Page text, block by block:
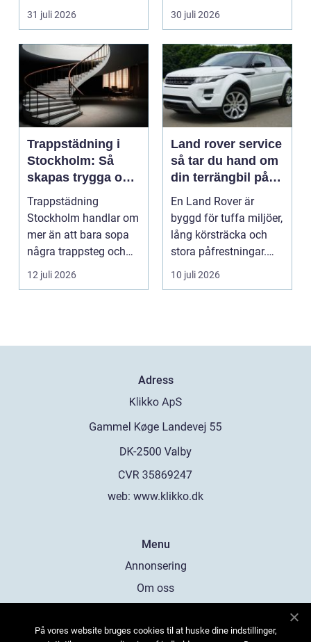
oväntad källa till str...
31 juli 2026
Beslutet o...
30 juli 2026
Trappstädning i
Stockholm: Så
skapas trygga och
trivsamma
trapphus
Trappstädning
Stockholm handlar om
mer än att bara sopa
några trappsteg och
torka en...
12 juli 2026
Land rover service
så tar du hand om
din terrängbil på
rätt sätt
En Land Rover är
byggd för tuffa miljöer,
lång körsträcka och
stora påfrestningar.
Samtidigt är det ...
10 juli 2026
Adress
web: www.klikko.dk
Menu
Annonsering
Om oss
Kontakta oss
På vores website bruges cookies til at huske dine indstillinger,